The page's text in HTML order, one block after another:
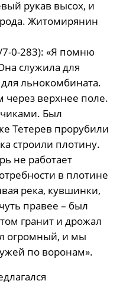
рукав высох, и
Житомирянин
0-283): «Я помню
служила для
льнокомбината.
через верхнее поле.
Был
Тетерев прорубили
строили плотину.
не работает
в плотине
река, кувшинки,
правее – был
гранит и дрожал
огромный, и мы
по воронам».